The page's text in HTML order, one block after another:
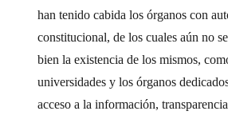
han tenido cabida los órganos con
constitucional, de los cuales aún no
bien la existencia de los mismos,
universidades y los órganos
acceso a la información,